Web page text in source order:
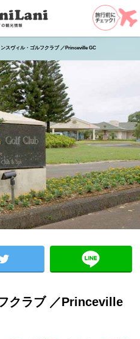
スヴィル・ゴルフクラブ ／Princeville GC
クラブ ／Princeville